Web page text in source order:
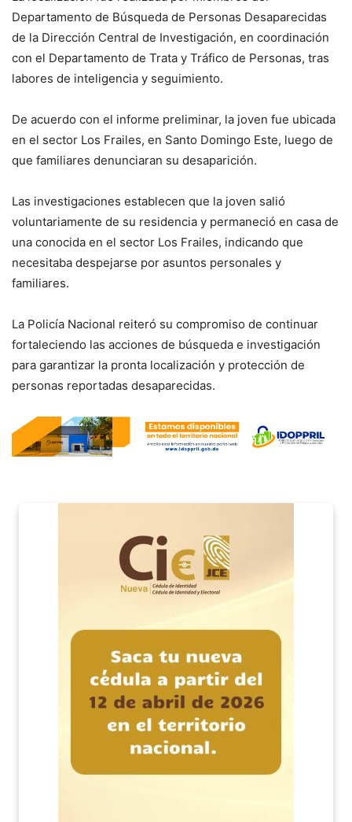
Departamento de Búsqueda de Personas Desaparecidas
de la Dirección Central de Investigación, en coordinación
con el Departamento de Trata y Tráfico de Personas, tras
labores de inteligencia y seguimiento.
De acuerdo con el informe preliminar, la joven fue ubicada
en el sector Los Frailes, en Santo Domingo Este, luego de
que familiares denunciaran su desaparición.
Las investigaciones establecen que la joven salió
voluntariamente de su residencia y permaneció en casa de
una conocida en el sector Los Frailes, indicando que
necesitaba despejarse por asuntos personales y
familiares.
La Policía Nacional reiteró su compromiso de continuar
fortaleciendo las acciones de búsqueda e investigación
para garantizar la pronta localización y protección de
personas reportadas desaparecidas.